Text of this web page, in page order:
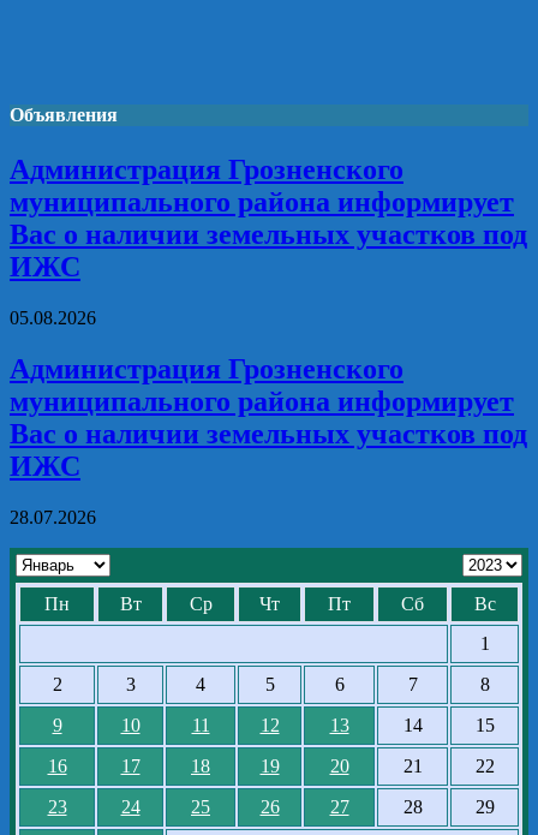
Объявления
Администрация Грозненского
муниципального района информирует
Вас о наличии земельных участков под
ИЖС
05.08.2026
Администрация Грозненского
муниципального района информирует
Вас о наличии земельных участков под
ИЖС
28.07.2026
Пн Вт Ср Чт Пт Сб
Вс
1
2
3 4 5 6 7
8
9
10 11 12 13 14
15
16
17 18 19 20 21
22
23
24 25 26 27 28
29